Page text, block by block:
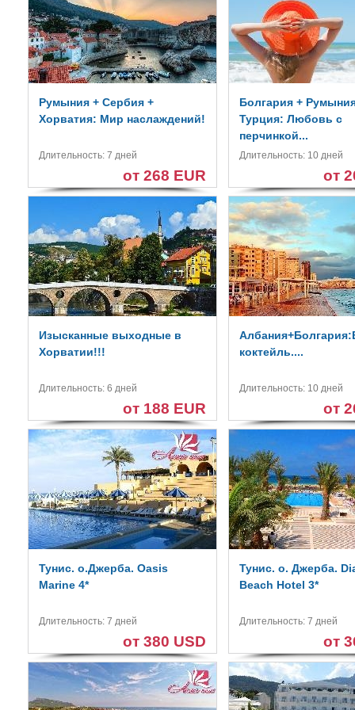
Румыния + Сербия +
Хорватия: Мир наслаждений!
Длительность: 7 дней
от 268 EUR
Болгария +
Турция: Любовь с
перчинкой...
Длительность: 10 дней
от
Изысканные выходные в
Хорватии!!!
Длительность: 6 дней
от 188 EUR
коктейль....
Длительность: 10 дней
от
Тунис. о.Джерба. Oasis
Marine 4*
Длительность: 7 дней
от 380 USD
Тунис. о. Джерба.
Beach Hotel 3*
Длительность: 7 дней
от